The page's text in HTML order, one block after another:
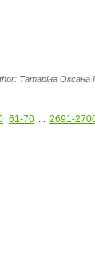
Татаріна Оксана
61-70 ... 2691-